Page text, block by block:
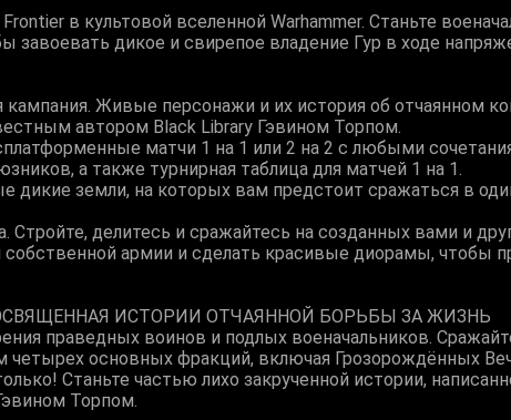
в культовой вселенной Warhammer. Станьте
завоевать дикое и свирепое владение Гур в ходе
Живые персонажи и их история об отчаянном
автором Black Library Гэвином Торпом.
матчи 1 на 1 или 2 на 2 с любыми
а также турнирная таблица для матчей 1 на 1.
дикие земли, на которых вам предстоит сражаться в
Стройте, делитесь и сражайтесь на созданных вами и
армии и сделать красивые диорамы, чтобы
ИСТОРИИ ОТЧАЯННОЙ БОРЬБЫ ЗА ЖИЗНЬ
праведных воинов и подлых военачальников.
четырех основных фракций, включая Грозорождённых
Станьте частью лихо закрученной истории,
Торпом.